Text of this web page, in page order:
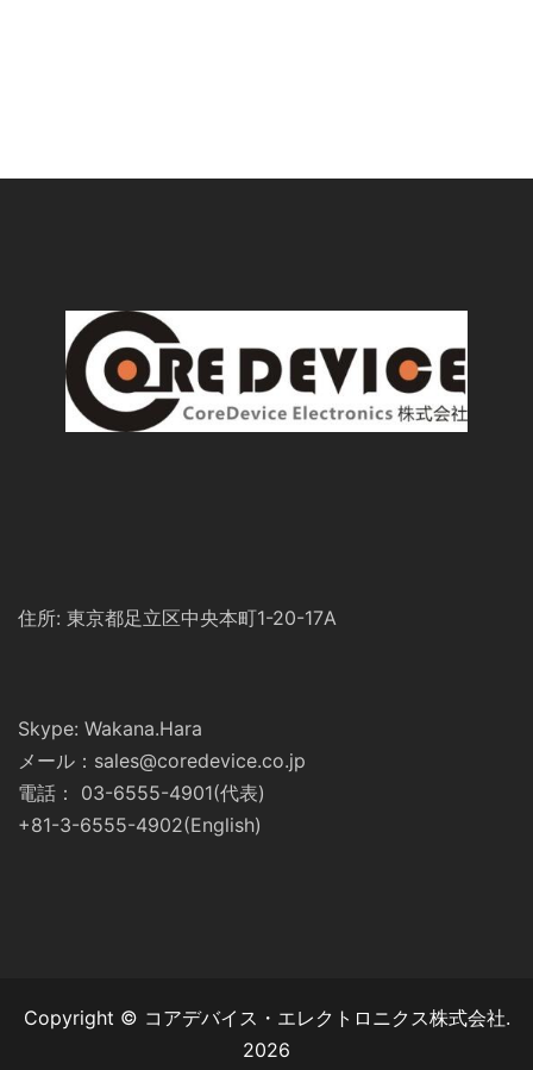
住所: 東京都足立区中央本町1-20-17A
Skype: Wakana.Hara
メール：sales@coredevice.co.jp
電話： 03-6555-4901(代表)
+81-3-6555-4902(English)
Copyright © コアデバイス・エレクトロニクス株式会社.
2026